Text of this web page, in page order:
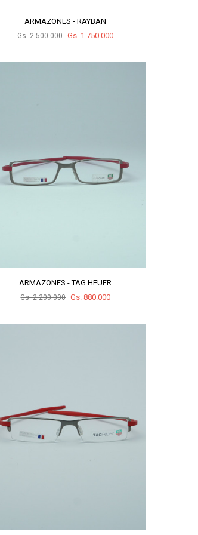
ARMAZONES - RAYBAN
Gs. 2.500.000 Gs. 1.750.000
ARMAZONES - TAG HEUER
Gs. 2.200.000 Gs. 880.000